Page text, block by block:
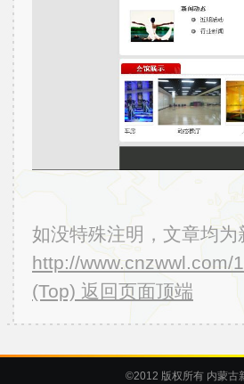
如没特殊注明，文章均
http://www.cnzwwl.com/
(Top) 返回页面顶端
©2012 版权所有 内蒙